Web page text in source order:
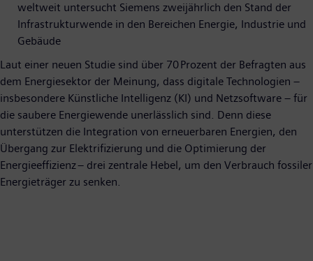
weltweit untersucht Siemens zweijährlich den Stand der
Infrastrukturwende in den Bereichen Energie, Industrie und
Gebäude
Laut einer neuen Studie sind über 70 Prozent der Befragten aus
dem Energiesektor der Meinung, dass digitale Technologien –
insbesondere Künstliche Intelligenz (KI) und Netzsoftware – für
die saubere Energiewende unerlässlich sind. Denn diese
unterstützen die Integration von erneuerbaren Energien, den
Übergang zur Elektrifizierung und die Optimierung der
Energieeffizienz – drei zentrale Hebel, um den Verbrauch fossiler
Energieträger zu senken.